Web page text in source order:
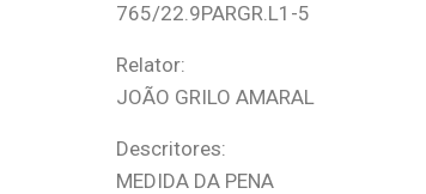
765/22.9PARGR.L1-5
Relator:
JOÃO GRILO AMARAL
Descritores:
MEDIDA DA PENA